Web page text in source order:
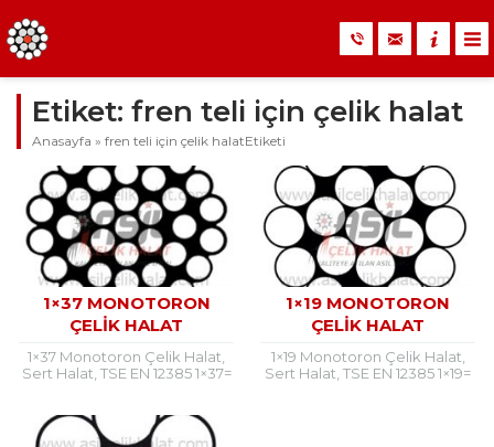
Etiket: fren teli için çelik halat
Anasayfa » fren teli için çelik halatEtiketi
1×37 MONOTORON
ÇELIK HALAT
1×37 Monotoron Çelik Halat,
Sert Halat, TSE EN 12385 1×37=
Kullanım...
1×19 MONOTORON
ÇELIK HALAT
1×19 Monotoron Çelik Halat,
Sert Halat, TSE EN 12385 1×19=